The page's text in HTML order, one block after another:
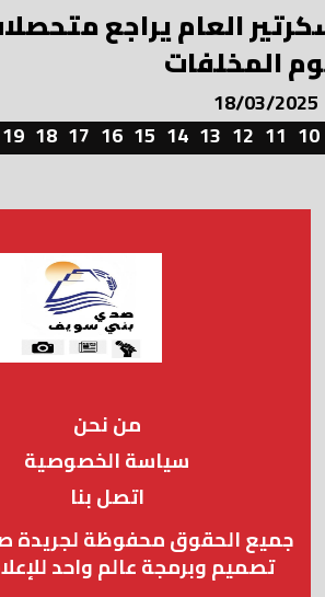
العام يراجع
المخلفات
18/03/2025
10
11
12
13
14
15
16
17
18
19
من نحن
سياسة الخصوصية
اتصل بنا
جميع الحقوق محفوظة
تصميم وبرمجة عالم واحد